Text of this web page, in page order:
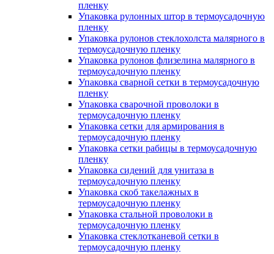
пленку
Упаковка рулонных штор в термоусадочную
пленку
Упаковка рулонов стеклохолста малярного в
термоусадочную пленку
Упаковка рулонов флизелина малярного в
термоусадочную пленку
Упаковка сварной сетки в термоусадочную
пленку
Упаковка сварочной проволоки в
термоусадочную пленку
Упаковка сетки для армирования в
термоусадочную пленку
Упаковка сетки рабицы в термоусадочную
пленку
Упаковка сидений для унитаза в
термоусадочную пленку
Упаковка скоб такелажных в
термоусадочную пленку
Упаковка стальной проволоки в
термоусадочную пленку
Упаковка стеклотканевой сетки в
термоусадочную пленку